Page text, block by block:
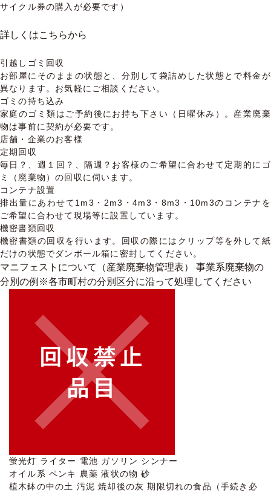
サイクル券の購入が必要です）
詳しくはこちらから
引越しゴミ回収
お部屋にそのままの状態と、分別して袋詰めした状態とで料金が
異なります。お気軽にご相談ください。
ゴミの持ち込み
家庭のゴミ類はご予約後にお持ち下さい（日曜休み）。産業廃棄
物は事前に契約が必要です。
店舗・企業のお客様
定期回収
毎日？、週１回？、隔週？お客様のご希望に合わせて定期的にゴ
ミ（廃棄物）の回収に伺います。
コンテナ設置
排出量にあわせて1m3・2m3・4m3・8m3・10m3のコンテナを
ご希望に合わせて現場等に設置しています。
機密書類回収
機密書類の回収を行います。回収の際にはクリップ等を外して紙
だけの状態でダンボール箱に密封してください。
マニフェストについて （産業廃棄物管理表）
事業系廃棄物の
分別の例 ※各市町村の分別区分に沿って処理してください
蛍光灯 ライター 電池 ガソリン シンナー
オイル系 ペンキ 農薬 液状の物 砂
植木鉢の中の土 汚泥 焼却後の灰 期限切れの食品（手続き必